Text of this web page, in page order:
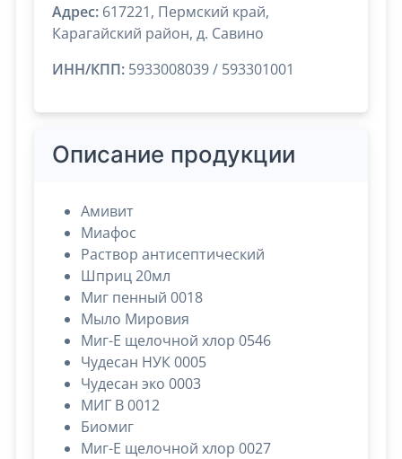
Адрес: 617221, Пермский край,
Карагайский район, д. Савино
ИНН/КПП: 5933008039 / 593301001
Описание продукции
Амивит
Миафос
Раствор антисептический
Шприц 20мл
Миг пенный 0018
Мыло Мировия
Миг-Е щелочной хлор 0546
Чудесан НУК 0005
Чудесан эко 0003
МИГ В 0012
Биомиг
Миг-Е щелочной хлор 0027